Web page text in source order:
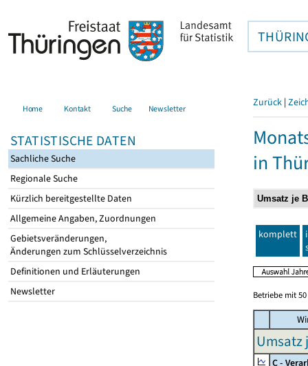
Home Kontakt Suche Newsletter
STATISTISCHE DATEN
Sachliche Suche
Regionale Suche
Kürzlich bereitgestellte Daten
Allgemeine Angaben, Zuordnungen
Gebietsveränderungen,
Änderungen zum Schlüsselverzeichnis
Definitionen und Erläuterungen
Newsletter
Zurück |
in
komplett
Betriebe mit
Umsatz
C -